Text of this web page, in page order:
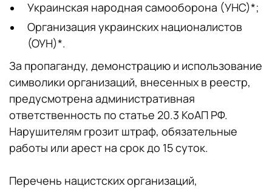
Украинская народная самооборона (УНС)*;
Организация украинских националистов
(ОУН)*.
За пропаганду, демонстрацию и использование
символики организаций, внесенных в реестр,
предусмотрена административная
ответственность по статье 20.3 КоАП РФ.
Нарушителям грозит штраф, обязательные
работы или арест на срок до 15 суток.
Перечень нацистских организаций,